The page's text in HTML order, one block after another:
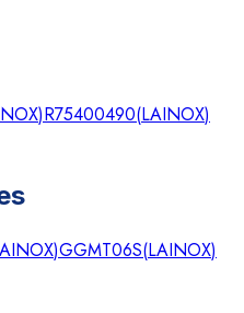
)R75400490(LAINOX)
)GGMT06S(LAINOX)